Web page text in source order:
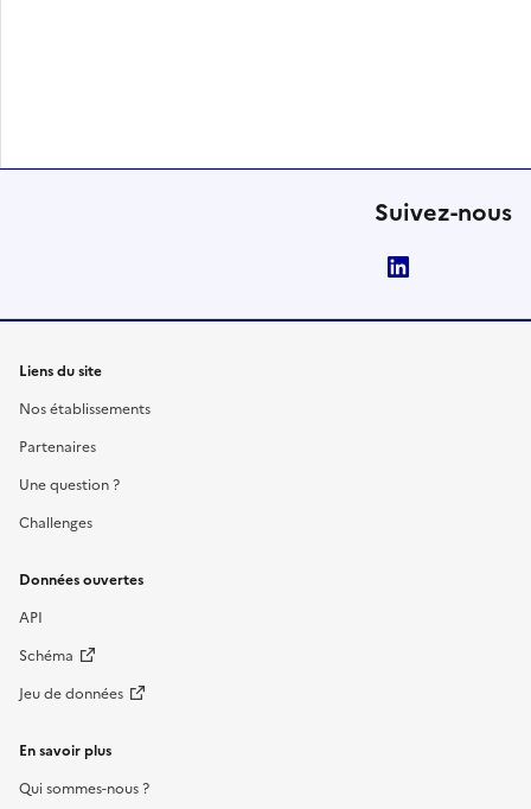
Suivez-nous
Liens du site
Nos établissements
Partenaires
Une question ?
Challenges
Données ouvertes
API
Schéma
Jeu de données
En savoir plus
Qui sommes-nous ?